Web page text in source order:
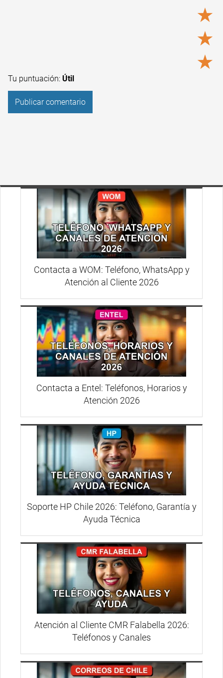
★
★
★
Tu puntuación: Útil
Contacta a WOM: Teléfono, WhatsApp y
Atención al Cliente 2026
Contacta a Entel: Teléfonos, Horarios y
Atención 2026
Soporte HP Chile 2026: Teléfono, Garantía y
Ayuda Técnica
Atención al Cliente CMR Falabella 2026:
Teléfonos y Canales